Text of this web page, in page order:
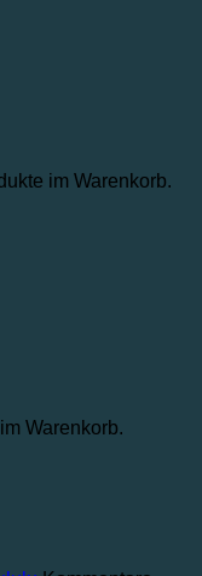
im Warenkorb.
Warenkorb.